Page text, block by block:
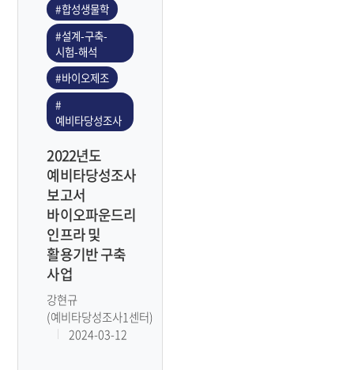
#합성생물학
#설계-구축-
시험-해석
#바이오제조
#
예비타당성조사
2022년도
예비타당성조사
보고서
바이오파운드리
인프라 및
활용기반 구축
사업
강현규
(예비타당성조사1센터)
2024-03-12